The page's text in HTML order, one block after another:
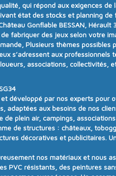
qui répond aux exigences de
état des stocks et planning
Gonflable BESSAN, Hérault
fabriquer des jeux selon votre
Plusieurs thèmes possibles
s’adressent aux professionnels
associations, collectivités,
développé par nos experts pour
, adaptées aux besoins de nos
de plein air, campings,
de structures : châteaux,
décoratives et publicitaires.
nos matériaux et nous
PVC résistants, des peintures